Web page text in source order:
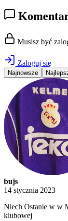
Musisz być
Zaloguj się
Najnowsze
bujs
14 stycznia 2023
Niech Ostanie w w
klubowej